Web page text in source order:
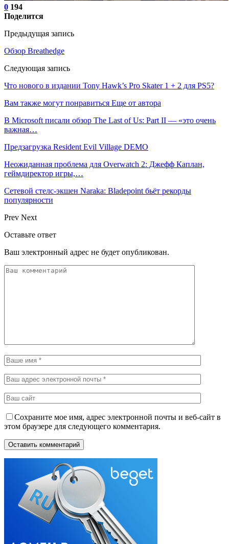
0 194
Поделится
Предыдущая запись
Обзор Breathedge
Следующая запись
Что нового в издании Tony Hawk’s Pro Skater 1 + 2 для PS5?
Вам также могут понравиться Еще от автора
В Microsoft писали обзор The Last of Us: Part II — «это очень
важная…
Предзагрузка Resident Evil Village DEMO
Неожиданная проблема для Overwatch 2: Джефф Каплан,
геймдиректор игры,…
Сетевой стелс-экшен Naraka: Bladepoint бьёт рекорды
популярности
Prev Next
Оставьте ответ
Ваш электронный адрес не будет опубликован.
Сохраните мое имя, адрес электронной почты и веб-сайт в
этом браузере для следующего комментария.